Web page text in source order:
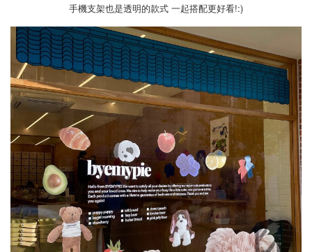
手機支架也是透明的款式 一起搭配更好看!:)